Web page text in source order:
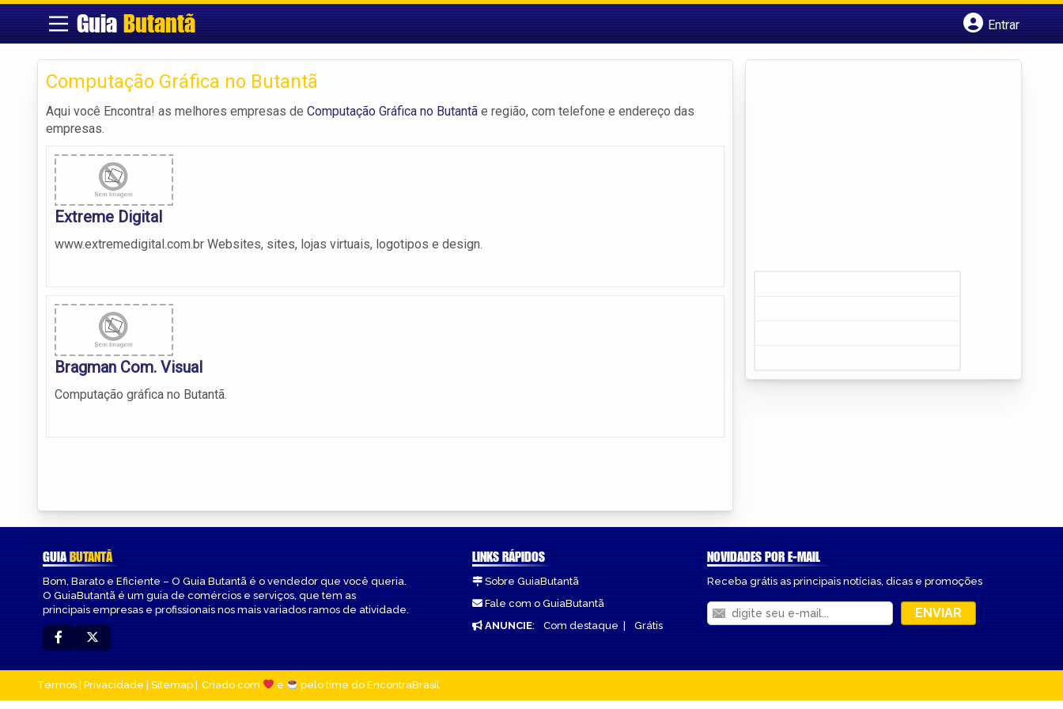
GuiaButantã
Entrar
Computação Gráfica no Butantã
Aqui você Encontra! as melhores empresas de Computação Gráfica no Butantã e região, com telefone e endereço das
empresas.
Extreme Digital
www.extremedigital.com.br Websites, sites, lojas virtuais, logotipos e design.
Bragman Com. Visual
Computação gráfica no Butantã.
GUIABUTANTÃ
Bom, Barato e Eficiente – O Guia Butantã é o vendedor que você queria.
O GuiaButantã é um guia de comércios e serviços, que tem as
principais empresas e profissionais nos mais variados ramos de atividade.
LINKS RÁPIDOS
Sobre GuiaButantã
Fale com o GuiaButantã
ANUNCIE: Com destaque| Grátis
NOVIDADES POR E-MAIL
Receba grátis as principais notícias, dicas e promoções
Termos Privacidade Sitemap Criado com e pelo time do EncontraBrasil